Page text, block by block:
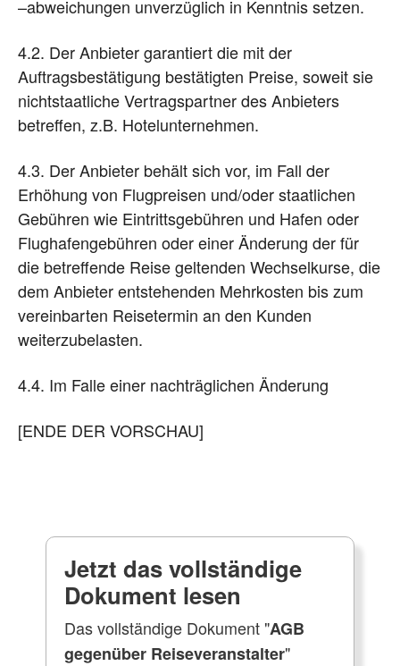
–abweichungen unverzüglich in Kenntnis setzen.
4.2. Der Anbieter garantiert die mit der
Auftragsbestätigung bestätigten Preise, soweit sie
nichtstaatliche Vertragspartner des Anbieters
betreffen, z.B. Hotelunternehmen.
4.3. Der Anbieter behält sich vor, im Fall der
Erhöhung von Flugpreisen und/oder staatlichen
Gebühren wie Eintrittsgebühren und Hafen oder
Flughafengebühren oder einer Änderung der für
die betreffende Reise geltenden Wechselkurse, die
dem Anbieter entstehenden Mehrkosten bis zum
vereinbarten Reisetermin an den Kunden
weiterzubelasten.
4.4. Im Falle einer nachträglichen Änderung
[ENDE DER VORSCHAU]
Jetzt das vollständige
Dokument lesen
Das vollständige Dokument "AGB
gegenüber Reiseveranstalter"